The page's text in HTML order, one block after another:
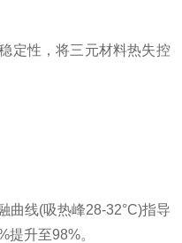
性，将三元材料热失控
线(吸热峰28-32°C)指导
提升至98%。